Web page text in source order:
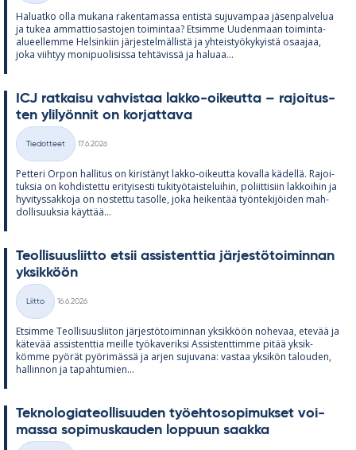
Ha­luatko olla mu­kana ra­ken­ta­massa en­tistä su­ju­vam­paa jä­sen­pal­ve­lua
ja tu­kea am­mat­tio­sas­to­jen toi­min­taa? Et­simme Uu­den­maan toi­minta-
alu­eel­lemme Hel­sin­kiin jär­jes­tel­mäl­listä ja yh­teis­työ­ky­kyistä osaa­jaa,
joka viih­tyy mo­ni­puo­li­sissa teh­tä­vissä ja ha­luaa...
ICJ rat­kaisu vah­vis­taa lakko-oi­keutta – ra­joi­tus­
ten yli­lyön­nit on kor­jat­tava
Kategoriat
Tiedotteet
17.6.2026
Pet­teri Or­pon hal­li­tus on ki­ris­tä­nyt lakko-oi­keutta ko­valla kä­dellä. Ra­joi­
tuk­sia on koh­dis­tettu eri­tyi­sesti tu­ki­työ­tais­te­lui­hin, po­liit­ti­siin lak­koi­hin ja
hy­vi­tys­sak­koja on nos­tettu ta­solle, joka hei­ken­tää työn­te­ki­jöi­den mah­
dol­li­suuk­sia käyt­tää...
Teol­li­suus­liitto et­sii as­sis­tent­tia jär­jes­tö­toi­min­nan
yk­sik­köön
Kategoriat
Liitto
16.6.2026
Et­simme Teol­li­suus­lii­ton jär­jes­tö­toi­min­nan yk­sik­köön no­he­vaa, ete­vää ja
kä­te­vää as­sis­tent­tia meille työ­ka­ve­riksi As­sis­tent­timme pi­tää yk­sik­
kömme pyö­rät pyö­ri­mässä ja ar­jen su­ju­vana: vas­taa yk­si­kön ta­lou­den,
hal­lin­non ja ta­pah­tu­mien...
Tek­no­lo­gia­teol­li­suu­den työ­eh­to­so­pi­muk­set voi­
massa so­pi­mus­kau­den lop­puun saakka